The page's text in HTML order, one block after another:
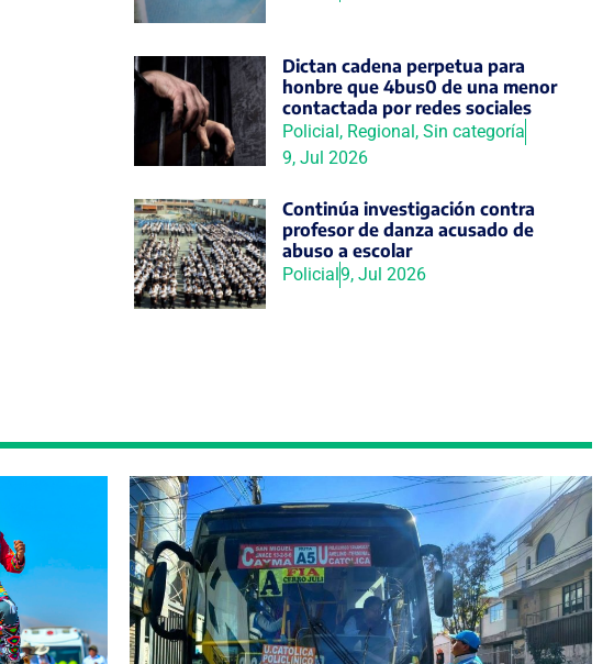
Dictan cadena perpetua para
honbre que 4bus0 de una menor
contactada por redes sociales
Policial, Regional, Sin categoría
9, Jul 2026
Continúa investigación contra
profesor de danza acusado de
abuso a escolar
Policial9, Jul 2026